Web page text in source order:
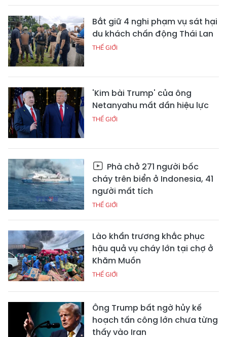
Bắt giữ 4 nghi phạm vụ sát hại
du khách chấn động Thái Lan
THẾ GIỚI
'Kim bài Trump' của ông
Netanyahu mất dần hiệu lực
THẾ GIỚI
Phà chở 271 người bốc
cháy trên biển ở Indonesia, 41
người mất tích
THẾ GIỚI
Lào khẩn trương khắc phục
hậu quả vụ cháy lớn tại chợ ở
Khăm Muồn
THẾ GIỚI
Ông Trump bất ngờ hủy kế
hoạch tấn công lớn chưa từng
thấy vào Iran